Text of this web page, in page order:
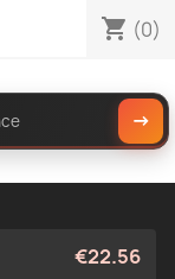
shopping_cart (0)
→
€22.56